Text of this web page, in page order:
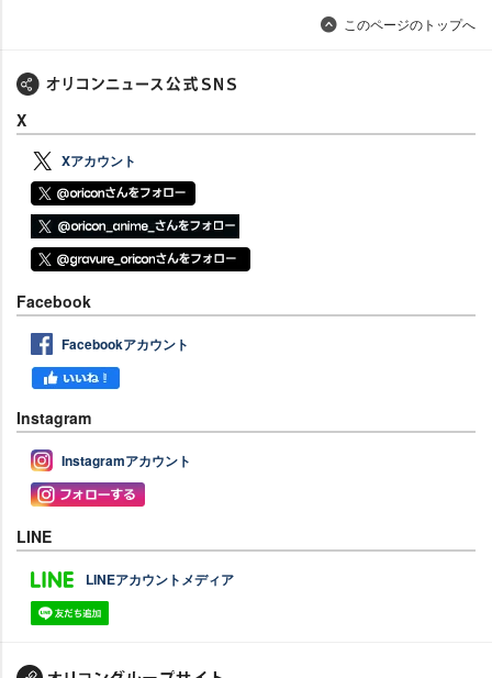
このページのトップへ
X
Xアカウント
Facebook
Facebookアカウント
Instagram
Instagramアカウント
LINE
LINEアカウントメディア